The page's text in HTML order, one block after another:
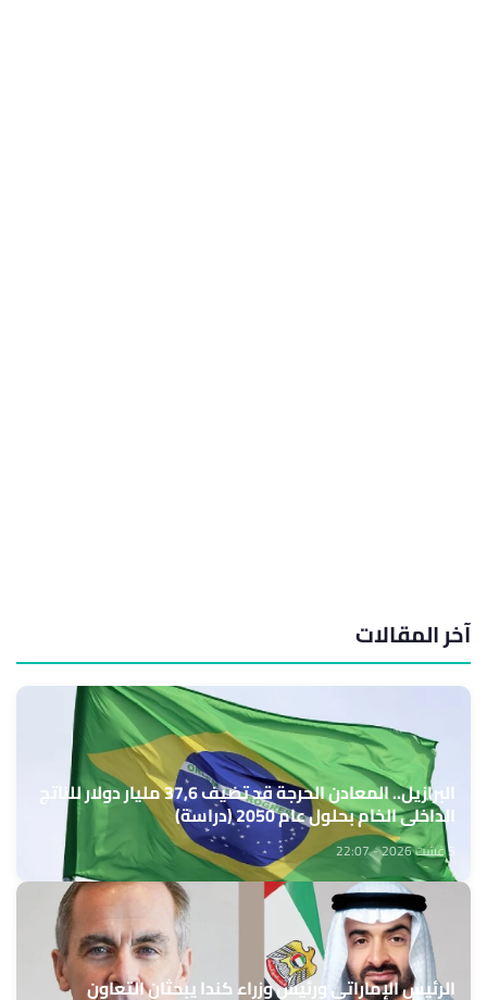
آخر المقالات
البرازيل.. المعادن الحرجة قد تضيف 37,6 مليار دولار للناتج
الداخلي الخام بحلول عام 2050 (دراسة)
5 غشت 2026 - 22:07
الرئيس الإماراتي ورئيس وزراء كندا يبحثان التعاون